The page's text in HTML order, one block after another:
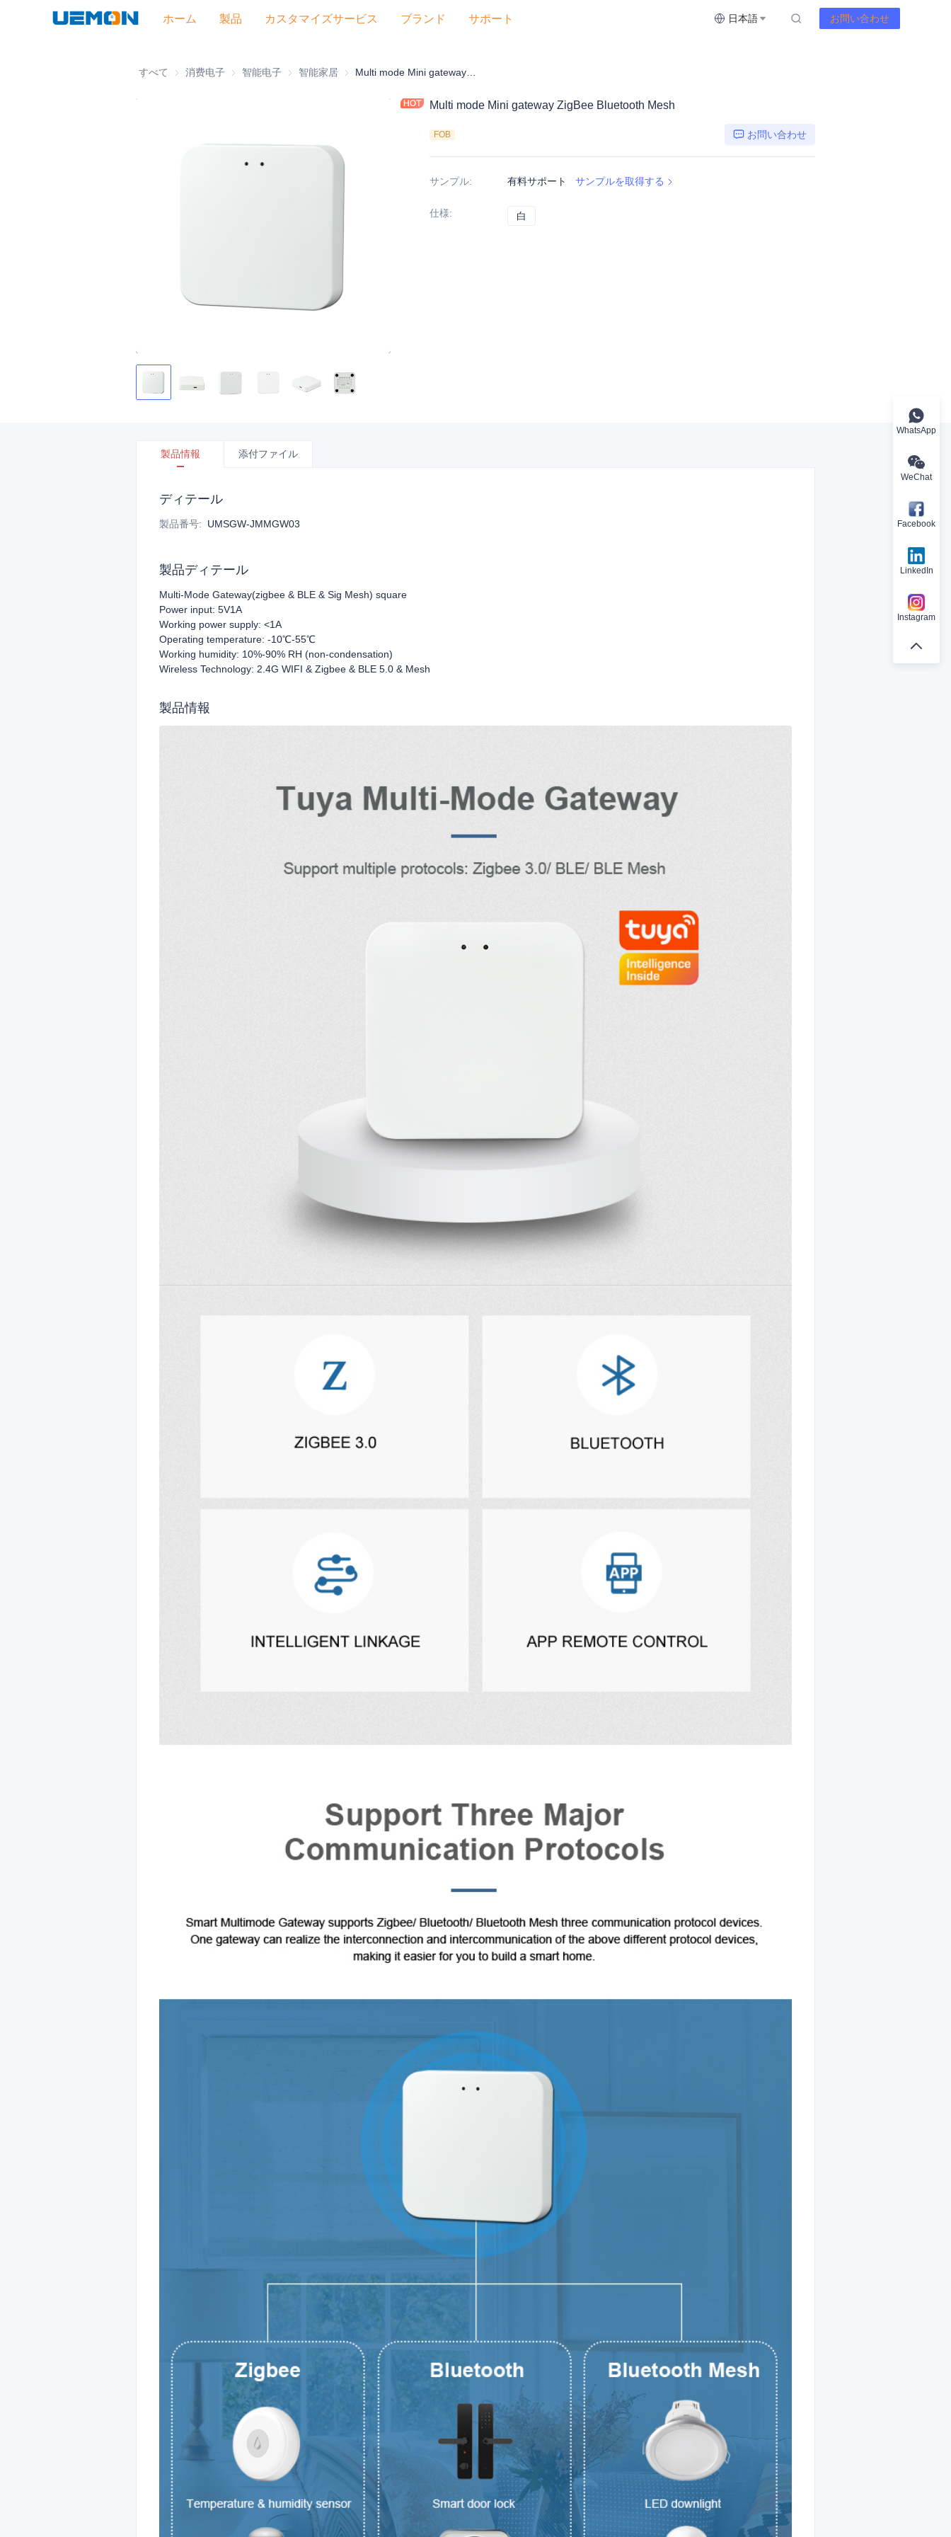
ホーム 製品 カスタマイズサービス ブランド サポート 日本語 お問い合わせ
すべて 消费电子 消费电子
智能电子 智能电子
智能家居 智能家居
Multi mode Mini gateway ZigBee Bluetooth Mesh
FOB お問い合わせ
サンプル: 有料サポート サンプルを取得する
仕様: 白
製品情報 添付ファイル
ディテール
製品番号: UMSGW-JMMGW03
製品ディテール
Multi-Mode Gateway(zigbee & BLE & Sig Mesh) square
Power input: 5V1A
Working power supply: <1A
Operating temperature: -10℃-55℃
Working humidity: 10%-90% RH (non-condensation)
Wireless Technology: 2.4G WIFI & Zigbee & BLE 5.0 & Mesh
製品情報
WhatsApp
WeChat
Facebook
LinkedIn
Instagram